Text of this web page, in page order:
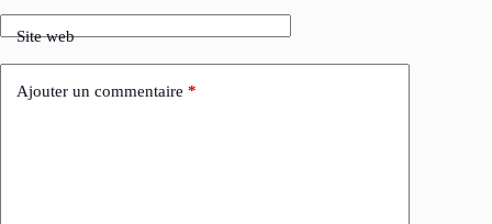
Site web
Ajouter un commentaire *